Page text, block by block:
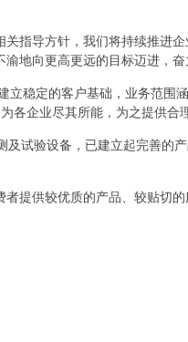
指导方针，我们将持续推进
地向更高更远的目标迈进，奋
稳定的客户基础，业务范围
企业尽其所能，为之提供合
试验设备，已建立起完善的
提供较优质的产品、较贴切的